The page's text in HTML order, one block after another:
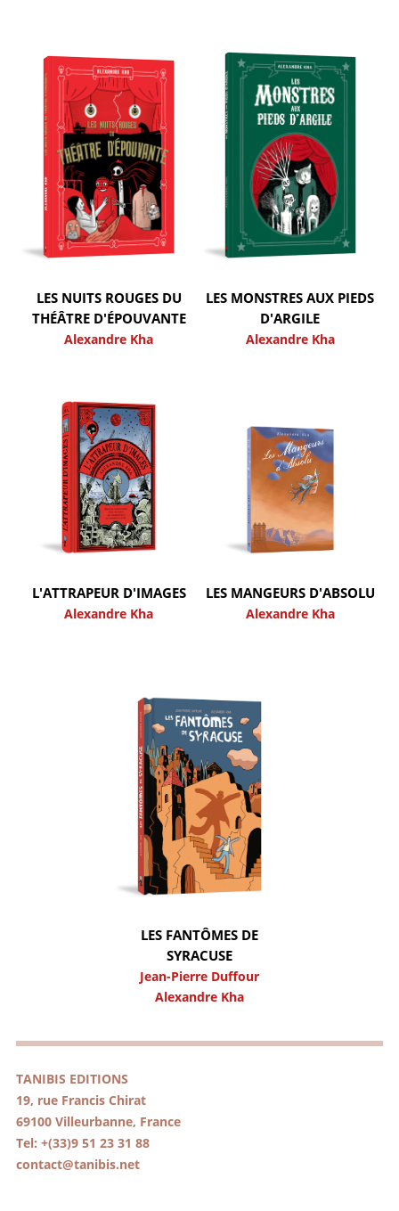
LES NUITS ROUGES DU
THÉÂTRE D'ÉPOUVANTE
Alexandre Kha
LES MONSTRES AUX PIEDS
D'ARGILE
Alexandre Kha
L'ATTRAPEUR D'IMAGES
Alexandre Kha
LES MANGEURS D'ABSOLU
Alexandre Kha
LES FANTÔMES DE
SYRACUSE
Jean-Pierre Duffour
Alexandre Kha
TANIBIS EDITIONS
19, rue Francis Chirat
69100 Villeurbanne, France
Tel: +(33)9 51 23 31 88
contact@tanibis.net